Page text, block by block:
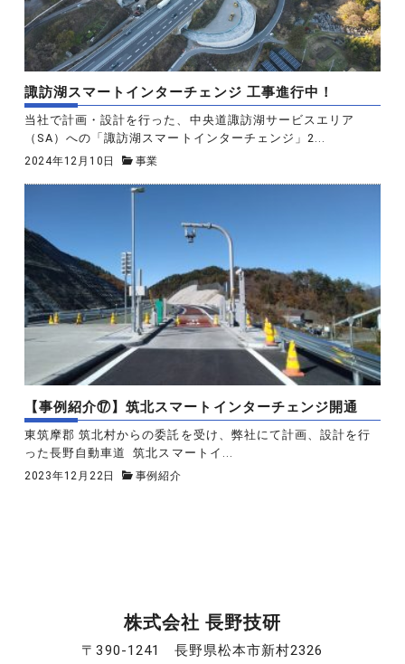
諏訪湖スマートインターチェンジ 工事進行中！
当社で計画・設計を行った、中央道諏訪湖サービスエリア
（SA）への「諏訪湖スマートインターチェンジ」2...
2024年12月10日 事業
【事例紹介⑰】筑北スマートインターチェンジ開通
東筑摩郡 筑北村からの委託を受け、弊社にて計画、設計を行
った長野自動車道 筑北スマートイ...
2023年12月22日 事例紹介
株式会社 長野技研
〒390-1241 長野県松本市新村2326